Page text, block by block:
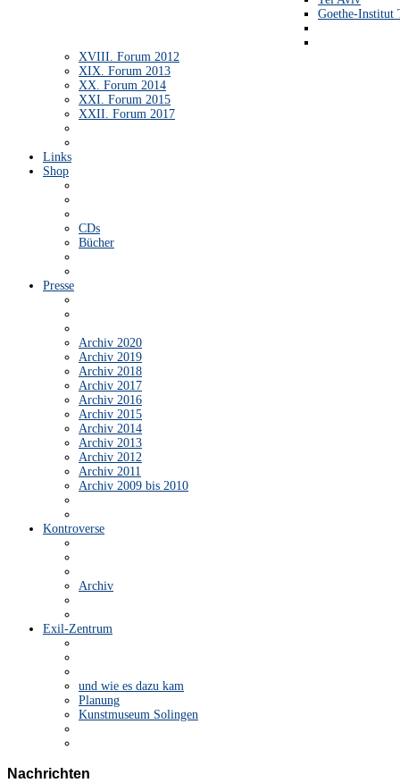
Goethe-Institut
XVIII. Forum 2012
XIX. Forum 2013
XX. Forum 2014
XXI. Forum 2015
XXII. Forum 2017
Links
Shop
CDs
Bücher
Presse
Archiv 2020
Archiv 2019
Archiv 2018
Archiv 2017
Archiv 2016
Archiv 2015
Archiv 2014
Archiv 2013
Archiv 2012
Archiv 2011
Archiv 2009 bis 2010
Kontroverse
Archiv
Exil-Zentrum
und wie es dazu kam
Planung
Kunstmuseum Solingen
Nachrichten